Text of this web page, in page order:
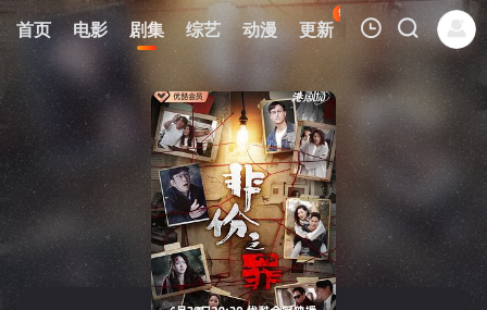
首页 电影 剧集 综艺 动漫 更新
97
热榜 APP
我的观影记录
暂无观看影片的记录